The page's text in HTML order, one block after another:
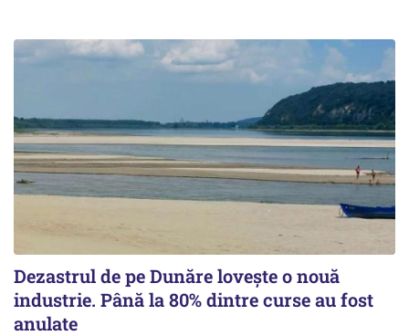
Dezastrul de pe Dunăre lovește o nouă
industrie. Până la 80% dintre curse au fost
anulate